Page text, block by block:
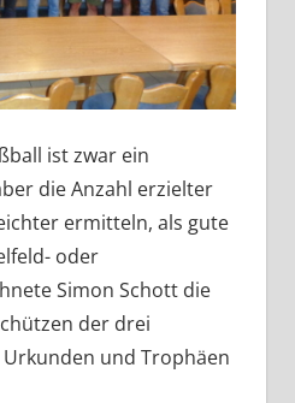
ist zwar ein
die Anzahl erzielter
ermitteln, als gute
oder
Simon Schott die
der drei
und Trophäen